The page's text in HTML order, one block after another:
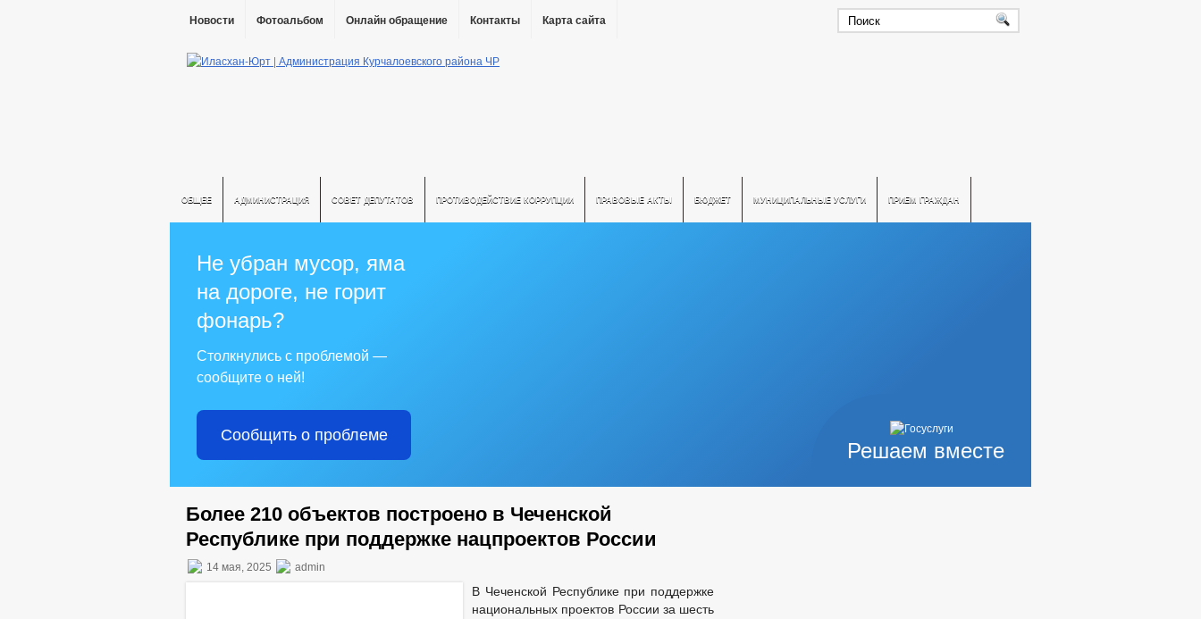
Новости Фотоальбом Онлайн обращение Контакты Карта сайта
ОБЩЕЕ АДМИНИСТРАЦИЯ СОВЕТ ДЕПУТАТОВ ПРОТИВОДЕЙСТВИЕ КОРРУПЦИИ ПРАВОВЫЕ АКТЫ БЮДЖЕТ МУНИЦИПАЛЬНЫЕ УСЛУГИ ПРИЕМ ГРАЖДАН
Решаем вместе
Не убран мусор, яма
на дороге, не горит
фонарь?
Столкнулись с проблемой —
сообщите о ней!
Сообщить о проблеме
Более 210 объектов построено в Чеченской
Республике при поддержке нацпроектов России
14 мая, 2025 admin
В Чеченской Республике при поддержке
национальных проектов России за шесть